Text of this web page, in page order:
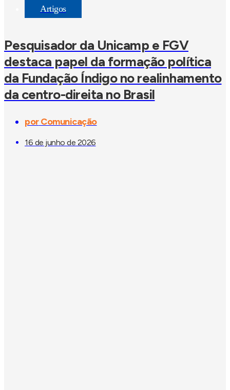
Artigos
Pesquisador da Unicamp e FGV
destaca papel da formação política
da Fundação Índigo no realinhamento
da centro-direita no Brasil
porComunicação
16 de junho de 2026